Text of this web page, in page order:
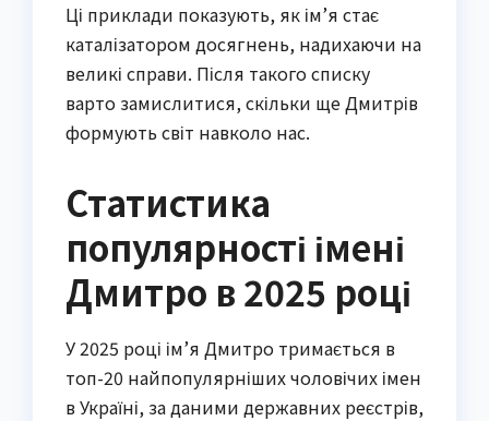
Ці приклади показують, як ім’я стає
каталізатором досягнень, надихаючи на
великі справи. Після такого списку
варто замислитися, скільки ще Дмитрів
формують світ навколо нас.
Статистика
популярності імені
Дмитро в 2025 році
У 2025 році ім’я Дмитро тримається в
топ-20 найпопулярніших чоловічих імен
в Україні, за даними державних реєстрів,